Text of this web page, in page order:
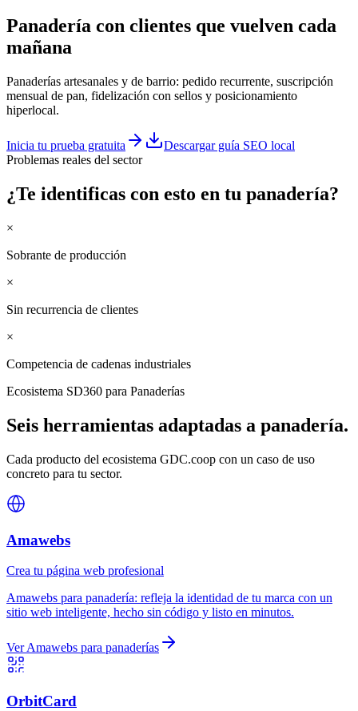
Panadería con clientes que vuelven cada
mañana
Panaderías artesanales y de barrio: pedido recurrente, suscripción
mensual de pan, fidelización con sellos y posicionamiento
hiperlocal.
Inicia tu prueba gratuita
Descargar guía SEO local
Problemas reales del sector
¿Te identificas con esto en tu panadería?
×
Sobrante de producción
×
Sin recurrencia de clientes
×
Competencia de cadenas industriales
Ecosistema SD360 para Panaderías
Seis herramientas adaptadas a panadería.
Cada producto del ecosistema GDC.coop con un caso de uso
concreto para tu sector.
Amawebs
Crea tu página web profesional
Amawebs para panadería: refleja la identidad de tu marca con un
sitio web inteligente, hecho sin código y listo en minutos.
VerAmawebs para panaderías
OrbitCard